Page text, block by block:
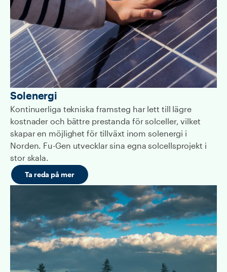
Solenergi
Kontinuerliga tekniska framsteg har lett till lägre
kostnader och bättre prestanda för solceller, vilket
skapar en möjlighet för tillväxt inom solenergi i
Norden. Fu-Gen utvecklar sina egna solcellsprojekt i
stor skala.
Ta reda på mer